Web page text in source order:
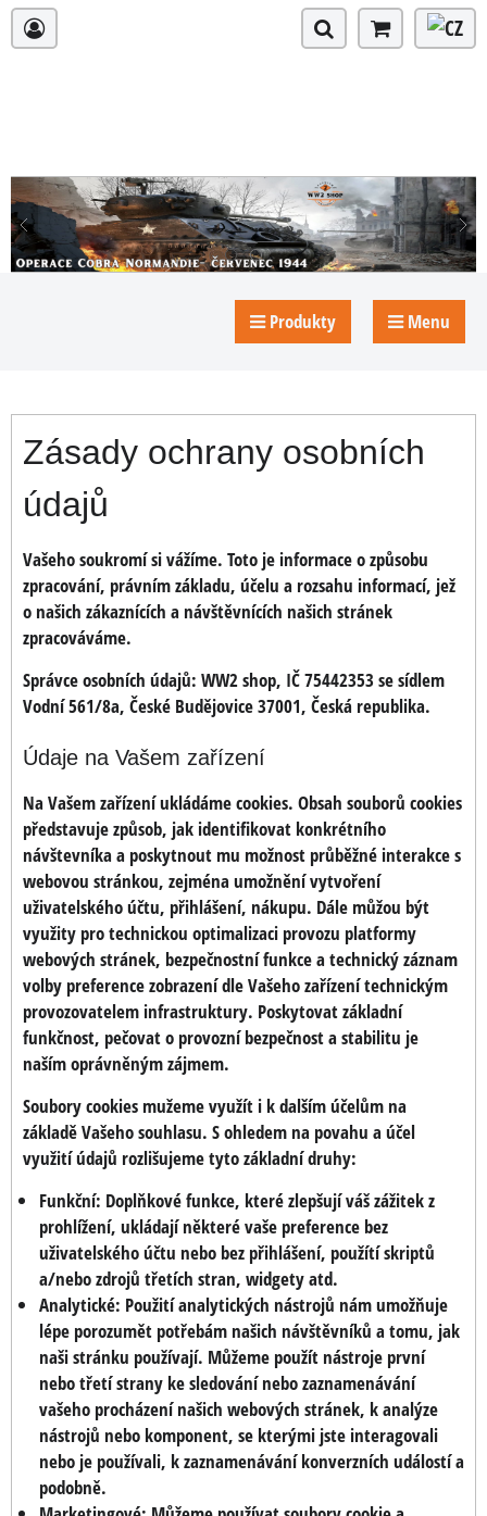
Produkty Menu
Zásady ochrany osobních
údajů
Vašeho soukromí si vážíme. Toto je informace o způsobu
zpracování, právním základu, účelu a rozsahu informací, jež
o našich zákaznících a návštěvnících našich stránek
zpracováváme.
Správce osobních údajů: WW2 shop, IČ 75442353 se sídlem
Vodní 561/8a, České Budějovice 37001, Česká republika.
Údaje na Vašem zařízení
Na Vašem zařízení ukládáme cookies. Obsah souborů cookies
představuje způsob, jak identifikovat konkrétního
návštevníka a poskytnout mu možnost průběžné interakce s
webovou stránkou, zejména umožnění vytvoření
uživatelského účtu, přihlášení, nákupu. Dále můžou být
využity pro technickou optimalizaci provozu platformy
webových stránek, bezpečnostní funkce a technický záznam
volby preference zobrazení dle Vašeho zařízení technickým
provozovatelem infrastruktury. Poskytovat základní
funkčnost, pečovat o provozní bezpečnost a stabilitu je
naším oprávněným zájmem.
Soubory cookies mužeme využít i k dalším účelům na
základě Vašeho souhlasu. S ohledem na povahu a účel
využití údajů rozlišujeme tyto základní druhy:
Funkční: Doplňkové funkce, které zlepšují váš zážitek z
prohlížení, ukládají některé vaše preference bez
uživatelského účtu nebo bez přihlášení, použítí skriptů
a/nebo zdrojů třetích stran, widgety atd.
Analytické: Použití analytických nástrojů nám umožňuje
lépe porozumět potřebám našich návštěvníků a tomu, jak
naši stránku používají. Můžeme použít nástroje první
nebo třetí strany ke sledování nebo zaznamenávání
vašeho procházení našich webových stránek, k analýze
nástrojů nebo komponent, se kterými jste interagovali
nebo je používali, k zaznamenávání konverzních událostí a
podobně.